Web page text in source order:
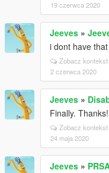
19 czerwca 2020
Jeeves »
i dont have
Zobacz kontekst
2 czerwca 2020
Jeeves »
Finally.
Zobacz kontekst
24 maja 2020
Jeeves »